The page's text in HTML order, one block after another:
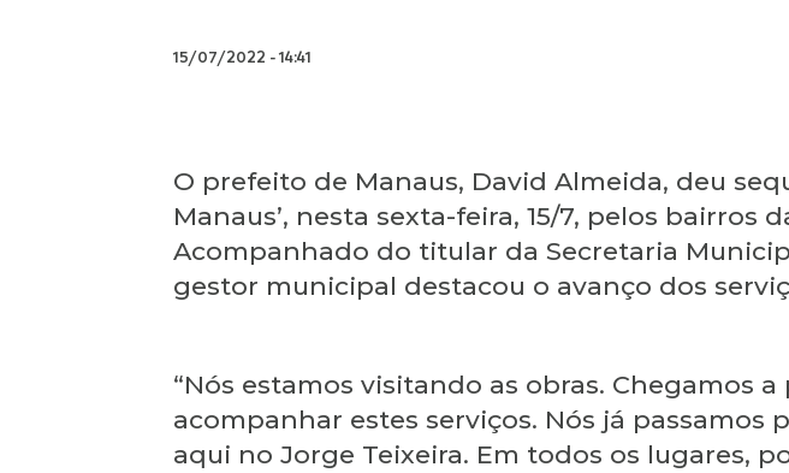
15/07/2022 -14:41
O prefeito de Manaus, David Almeida, deu
Manaus’, nesta sexta-feira, 15/7, pelos
Acompanhado do titular da Secretaria
gestor municipal destacou o avanço dos
“Nós estamos visitando as obras. Chegamos
acompanhar estes serviços. Nós já passamos
aqui no Jorge Teixeira. Em todos os lugares,